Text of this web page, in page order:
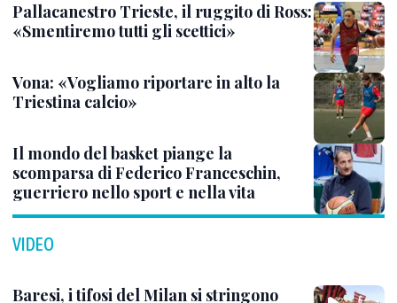
Pallacanestro Trieste, il ruggito di Ross:
«Smentiremo tutti gli scettici»
Vona: «Vogliamo riportare in alto la
Triestina calcio»
Il mondo del basket piange la
scomparsa di Federico Franceschin,
guerriero nello sport e nella vita
VIDEO
Baresi, i tifosi del Milan si stringono